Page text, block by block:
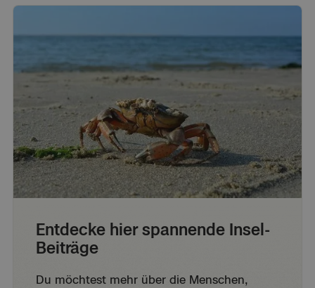
Entdecke hier spannende Insel-
Beiträge
Du möchtest mehr über die Menschen,